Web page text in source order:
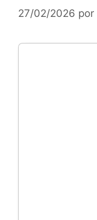
27/02/2026 por